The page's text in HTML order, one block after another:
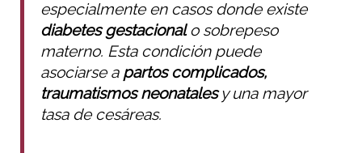
adman.956.txt 6 B
backwpup_readme.txt 271 B
especialmente en casos donde existe
diabetes gestacionalo sobrepeso
materno. Esta condición puede
asociarse a partos complicados,
traumatismos neonatalesy una mayor
tasa de cesáreas.